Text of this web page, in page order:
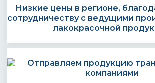
Низкие цены в регионе,
сотрудничеству с ведущими
лакокрасочной